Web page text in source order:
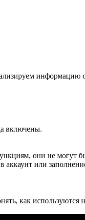
включены.
они не
аккаунт или
как